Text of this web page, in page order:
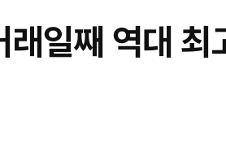
일째 역대 최